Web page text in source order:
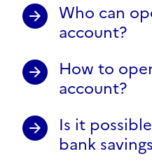
Who can
account?
How to
account?
Is it
bank